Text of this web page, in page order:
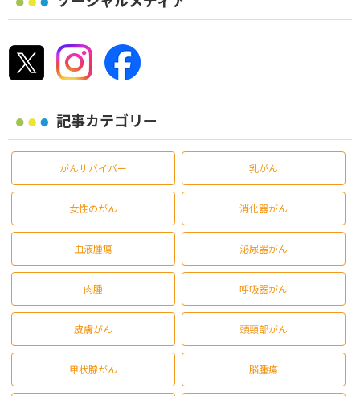
記事カテゴリー
がんサバイバー 乳がん
女性のがん 消化器がん
血液腫瘍 泌尿器がん
肉腫 呼吸器がん
皮膚がん 頭頸部がん
甲状腺がん 脳腫瘍